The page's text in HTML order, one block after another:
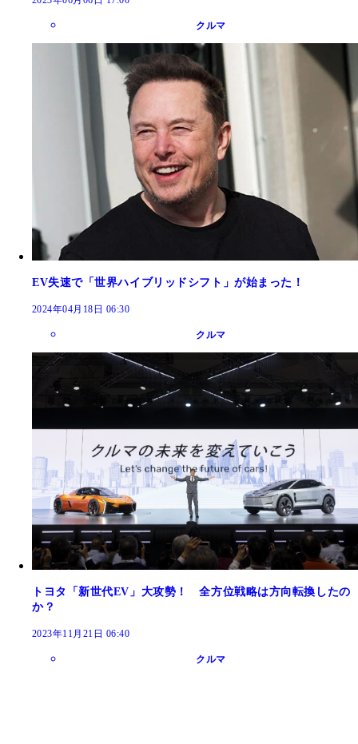
クルマ
EV失速で「世界ハイブリッドシフト」が始まった！
2024年04月18日 06:30
クルマ
トヨタ「新世代EV」大攻勢！ 全方位戦略は方向転換したの
か？
2023年11月21日 06:40
クルマ